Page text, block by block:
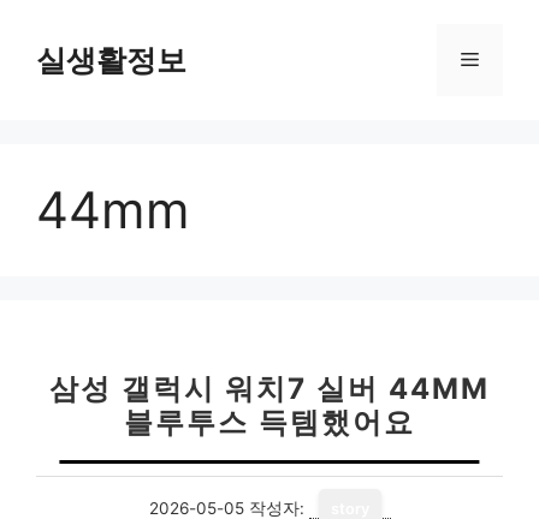
실생활정보 메
44mm
삼성 갤럭시 워치7 실버 44MM
블루투스 득템했어요
2026-05-05 작성자: